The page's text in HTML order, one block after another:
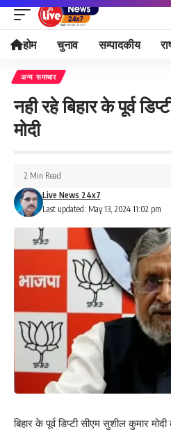
होम चुनाव सम्पादकीय
अन्य समाचार
नही रहे बिहार के पूर्व
मोदी
Last updated: May 13, 2024 11:02 pm
Live News 24x7
2 Min Read
बिहार के पूर्व डिप्टी सीएम सुशील कुमार